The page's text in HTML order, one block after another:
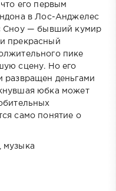
его первым
в Лос-Анджелес
Сноу — бывший кумир
прекрасный
пике
сцену. Но его
развращен деньгами
юбка может
само понятие о
музыка